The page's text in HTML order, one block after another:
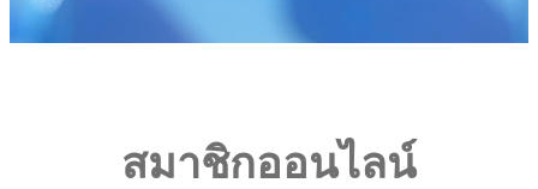
สมาชิกออนไลน์